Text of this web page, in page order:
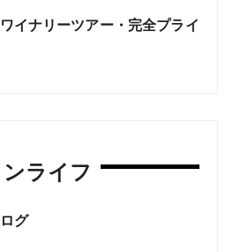
イナリーツアー・完全プライ
ライフ
グ